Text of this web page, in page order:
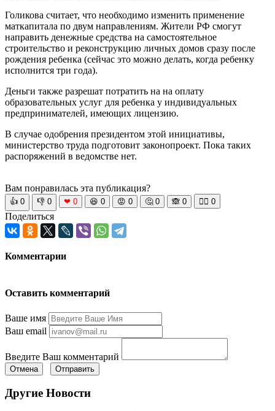
Голикова считает, что необходимо изменить применение
маткапитала по двум направлениям. Жители РФ смогут
направить денежные средства на самостоятельное
строительство и реконструкцию личных домов сразу после
рождения ребенка (сейчас это можно делать, когда ребенку
исполнится три года).
Деньги также разрешат потратить на на оплату
образовательных услуг для ребенка у индивидуальных
предпринимателей, имеющих лицензию.
В случае одобрения президентом этой инициативы,
министерство труда подготовит законопроект. Пока таких
распоряжений в ведомстве нет.
Вам понравилась эта публикация?
👍 0 👎 0 ❤ 0 😆 0 😡 0 🤔 0 🙈 0 🧘‍♀️ 0
Поделиться
Комментарии
Оставить комментарий
Ваше имя
Ваш email
Введите Ваш комментарий
Отмена Отправить
Другие Новости